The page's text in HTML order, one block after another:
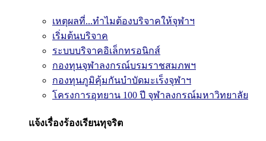
เหตุผลที่...ทำไมต้องบริจาคให้จุฬาฯ
เริ่มต้นบริจาค
ระบบบริจาคอิเล็กทรอนิกส์
กองทุนจุฬาลงกรณ์บรมราชสมภพฯ
กองทุนภูมิคุ้มกันบำบัดมะเร็งจุฬาฯ
โครงการอุทยาน 100 ปี จุฬาลงกรณ์มหาวิทยาลัย
แจ้งเรื่องร้องเรียนทุจริต